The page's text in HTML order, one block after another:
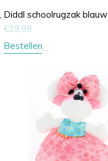
Diddl schoolrugzak blauw
€29,99
Bestellen